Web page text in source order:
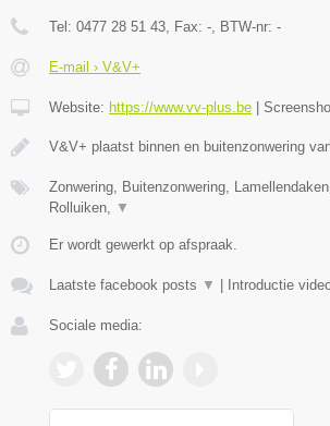
Tel: 0477 28 51 43 , Fax: - , BTW-nr: -
E-mail › V&V+
Website: https://www.vv-plus.be
V&V+ plaatst binnen en buitenzonwering
Zonwering, Buitenzonwering,
Rolluiken,
▼
Er wordt gewerkt op afspraak.
Laatste facebook posts ▼ Introductie
Sociale media: